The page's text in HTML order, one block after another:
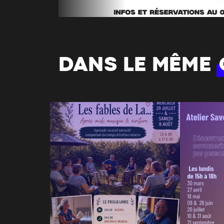
DANS LE MÊME